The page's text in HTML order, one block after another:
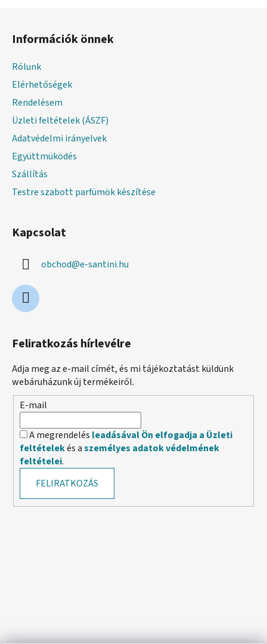
Információk önnek
Rólunk
Elérhetőségek
Rendelésem
Üzleti feltételek (ÁSZF)
Adatvédelmi irányelvek
Együttmüködés
Szállítás
Testre szabott parfümök készítése
Kapcsolat
obchod@e-santini.hu
Feliratkozás hírlevélre
Adja meg az e-mail címét, és mi tájékoztatást küldünk
webáruházunk új termékeiről.
E-mail
A megrendelés leadásával Ön elfogadja a Üzleti
feltételekés aszemélyes adatok védelmének
feltételei.
FELIRATKOZÁS